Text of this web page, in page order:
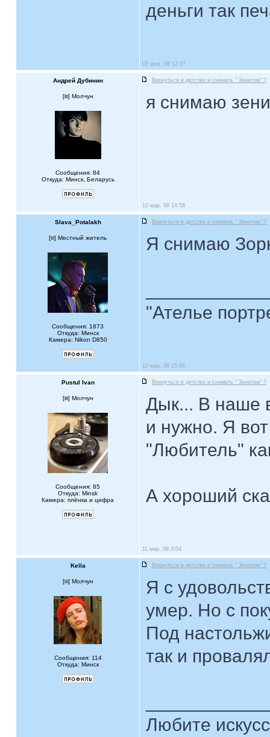
деньги так
02 фев, 08 12:37
Андрей Дубинин Вернуться в детство и снимать " Зенитом" ?
[ ] Молчун
Сообщения: 84
Откуда: Минск, Беларусь
я снимаю
10 мар, 08 14:58
Slava_Potalakh Вернуться в детство и снимать " Зенитом" ?
[ ] Местный житель
Сообщения: 1873
Откуда: Минск
Камера: Nikon D850
Я снимаю
"Ателье
10 мар, 08 15:06
Pustul Ivan Вернуться в детство и снимать " Зенитом" ?
[ ] Молчун
Сообщения: 85
Откуда: Minsk
Камера: плёнка и цифра
Дык... В наше
и нужно. Я
"Любитель"
А хороший
11 мар, 08 3:04
Kella Вернуться в детство и снимать " Зенитом" ?
[ ] Молчун
Сообщения: 114
Откуда: Минск
Я с
умер. Но с
Под
так и
Любите